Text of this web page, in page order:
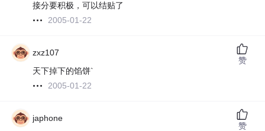
接分要积极，可以结贴了
2005-01-22
zxz107
天下掉下的馅饼`
2005-01-22
赞
japhone
赞